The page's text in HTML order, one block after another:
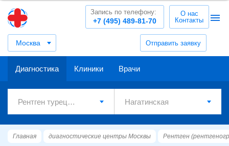
Москва Отправить заявку
+7 (495) 489-81-70
Запись по телефону:
О нас
Контакты
Диагностика Клиники Врачи
Главная диагностические центры Москвы Рентген